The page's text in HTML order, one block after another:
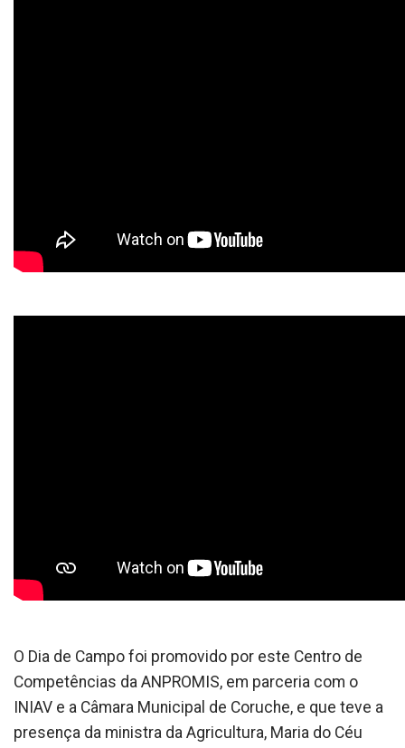
O Dia de Campo foi promovido por este Centro de
Competências da ANPROMIS, em parceria com o
INIAV e a Câmara Municipal de Coruche, e que teve a
presença da ministra da Agricultura, Maria do Céu